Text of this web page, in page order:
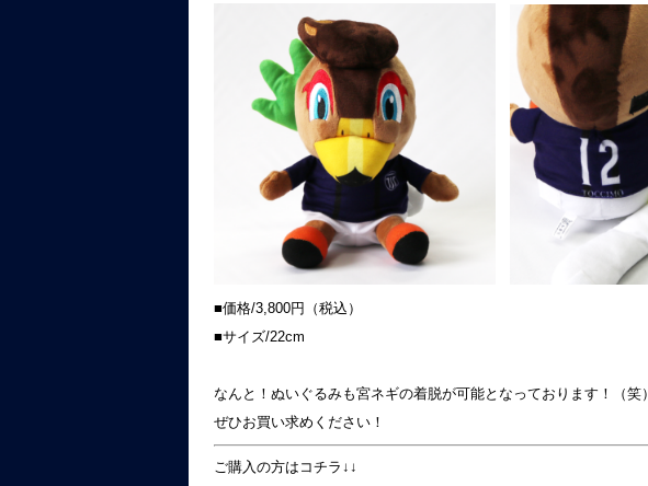
■価格/3,800円（税込）
■サイズ/22cm
なんと！ぬいぐるみも宮ネギの着脱が可能となっております！（笑）
ぜひお買い求めください！
ご購入の方はコチラ↓↓